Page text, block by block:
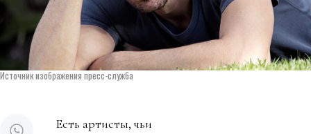
Источник изображения пресс-служба
Есть артисты, чьи